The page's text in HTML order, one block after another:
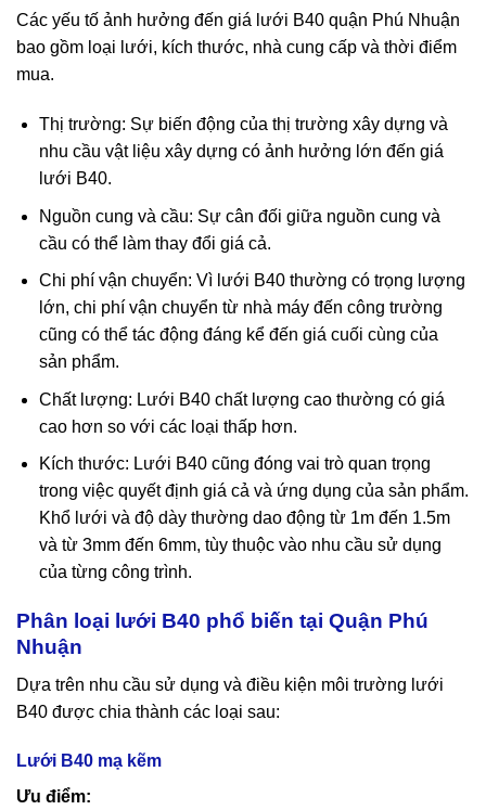
Các yếu tố ảnh hưởng đến giá lưới B40 quận Phú Nhuận
bao gồm loại lưới, kích thước, nhà cung cấp và thời điểm
mua.
Thị trường: Sự biến động của thị trường xây dựng và
nhu cầu vật liệu xây dựng có ảnh hưởng lớn đến giá
lưới B40.
Nguồn cung và cầu: Sự cân đối giữa nguồn cung và
cầu có thể làm thay đổi giá cả.
Chi phí vận chuyển: Vì lưới B40 thường có trọng lượng
lớn, chi phí vận chuyển từ nhà máy đến công trường
cũng có thể tác động đáng kể đến giá cuối cùng của
sản phẩm.
Chất lượng: Lưới B40 chất lượng cao thường có giá
cao hơn so với các loại thấp hơn.
Kích thước: Lưới B40 cũng đóng vai trò quan trọng
trong việc quyết định giá cả và ứng dụng của sản phẩm.
Khổ lưới và độ dày thường dao động từ 1m đến 1.5m
và từ 3mm đến 6mm, tùy thuộc vào nhu cầu sử dụng
của từng công trình.
Phân loại lưới B40 phổ biến tại Quận Phú
Nhuận
Dựa trên nhu cầu sử dụng và điều kiện môi trường lưới
B40 được chia thành các loại sau:
Lưới B40 mạ kẽm
Ưu điểm: